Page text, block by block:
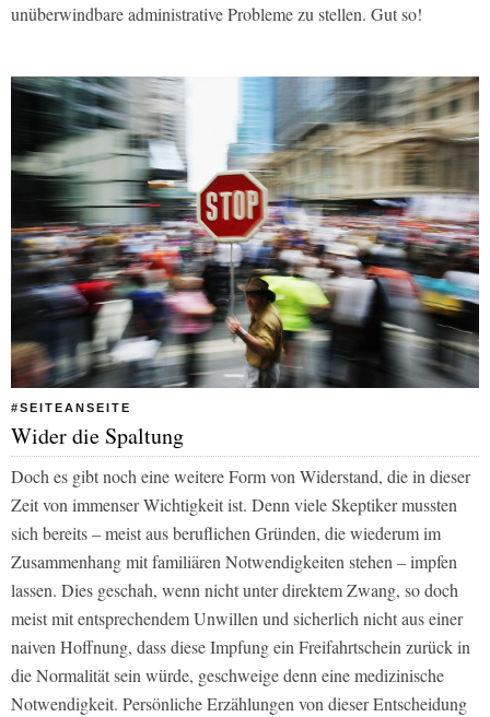
unüberwindbare administrative Probleme zu stellen. Gut so!
#SEITEANSEITE
Wider die Spaltung
Doch es gibt noch eine weitere Form von Widerstand, die in dieser
Zeit von immenser Wichtigkeit ist. Denn viele Skeptiker mussten
sich bereits – meist aus beruflichen Gründen, die wiederum im
Zusammenhang mit familiären Notwendigkeiten stehen – impfen
lassen. Dies geschah, wenn nicht unter direktem Zwang, so doch
meist mit entsprechendem Unwillen und sicherlich nicht aus einer
naiven Hoffnung, dass diese Impfung ein Freifahrtschein zurück in
die Normalität sein würde, geschweige denn eine medizinische
Notwendigkeit. Persönliche Erzählungen von dieser Entscheidung